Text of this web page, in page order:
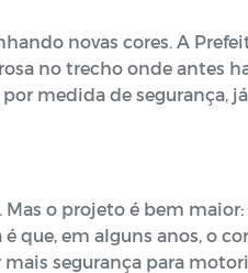
novas cores. A
no trecho onde antes
medida de segurança,
o projeto é bem maior:
que, em alguns anos, o
segurança para